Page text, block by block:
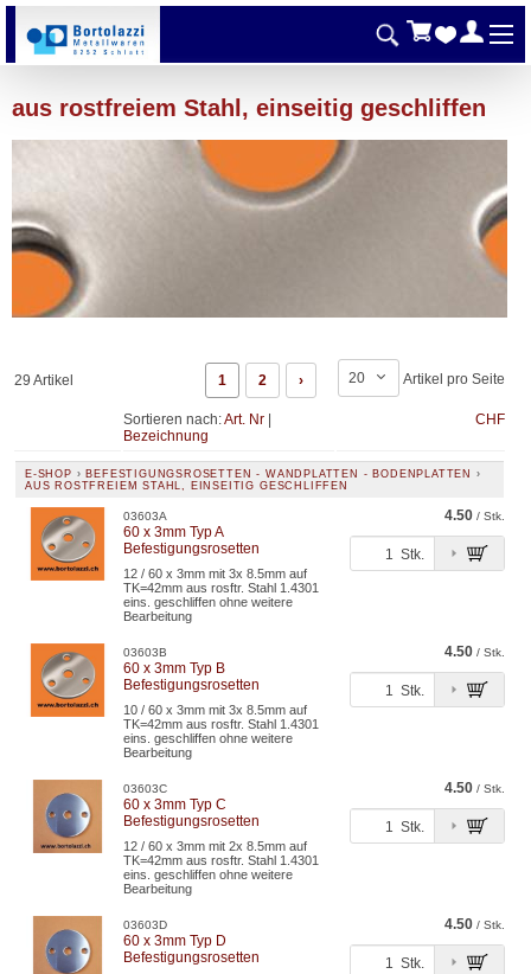
aus rostfreiem Stahl, einseitig geschliffen
29 Artikel 1 2 › 20 Artikel pro Seite
Sortieren nach:Art. Nr
Bezeichnung
CHF
E-SHOP › BEFESTIGUNGSROSETTEN - WANDPLATTEN - BODENPLATTEN
›
AUS ROSTFREIEM STAHL, EINSEITIG GESCHLIFFEN
03603A
60 x 3mm Typ A
Befestigungsrosetten
12 / 60 x 3mm mit 3x 8.5mm auf
TK=42mm aus rosftr. Stahl 1.4301
eins. geschliffen ohne weitere
Bearbeitung
4.50 / Stk.
Stk.
03603B
60 x 3mm Typ B
Befestigungsrosetten
10 / 60 x 3mm mit 3x 8.5mm auf
TK=42mm aus rosftr. Stahl 1.4301
eins. geschliffen ohne weitere
Bearbeitung
4.50 / Stk.
Stk.
03603C
60 x 3mm Typ C
Befestigungsrosetten
12 / 60 x 3mm mit 2x 8.5mm auf
TK=42mm aus rosftr. Stahl 1.4301
eins. geschliffen ohne weitere
Bearbeitung
4.50 / Stk.
Stk.
03603D
60 x 3mm Typ D
Befestigungsrosetten
4.50 / Stk.
Stk.